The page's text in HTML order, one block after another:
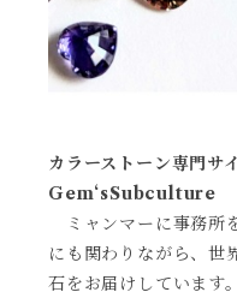
カラーストーン専門サ
Gem‘sSubculture
ミャンマーに事務所
にも関わりながら、世
石をお届けしています。